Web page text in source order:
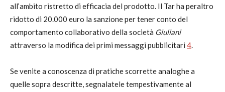
all’ambito ristretto di efficacia del prodotto. Il Tar ha peraltro
ridotto di 20.000 euro la sanzione per tener conto del
comportamento collaborativo della società Giuliani
attraverso la modifica dei primi messaggi pubblicitari 4.
Se venite a conoscenza di pratiche scorrette analoghe a
quelle sopra descritte, segnalatele tempestivamente al